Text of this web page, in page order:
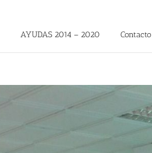
AYUDAS 2014 – 2020 Contacto